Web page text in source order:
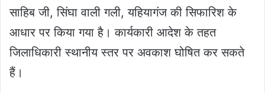
साहिब जी, सिंघा वाली गली, यहियागंज की सिफारिश के
आधार पर किया गया है। कार्यकारी आदेश के तहत
जिलाधिकारी स्थानीय स्तर पर अवकाश घोषित कर सकते
हैं।